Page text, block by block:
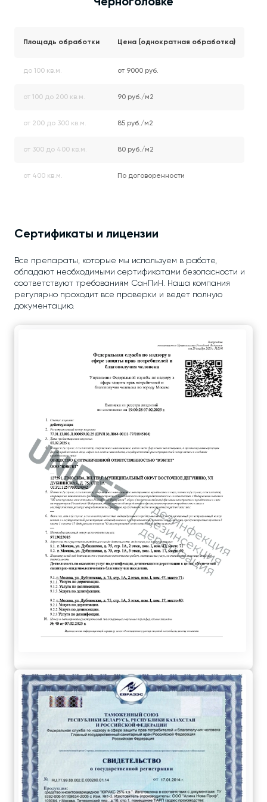
Черноголовке
Площадь обработки Цена (однократная обработка)
до 100 кв.м. от 9000 руб.
от 100 до 200 кв.м. 90 руб./м2
от 200 до 300 кв.м. 85 руб./м2
от 300 до 400 кв.м. 80 руб./м2
от 400 кв.м. По договоренности
Сертификаты и лицензии
Все препараты, которые мы используем в работе,
обладают необходимыми сертификатами безопасности и
соответствуют требованиям СанПиН. Наша компания
регулярно проходит все проверки и ведет полную
документацию.